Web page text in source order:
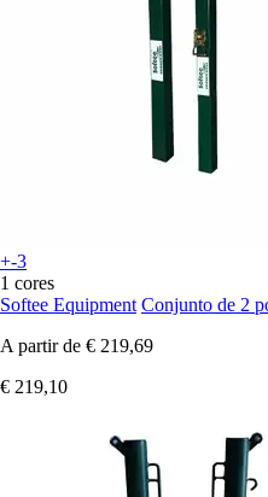
+-3
1 cores
Softee Equipment Conjunto de 2
A partir de € 219,69
€ 219,10